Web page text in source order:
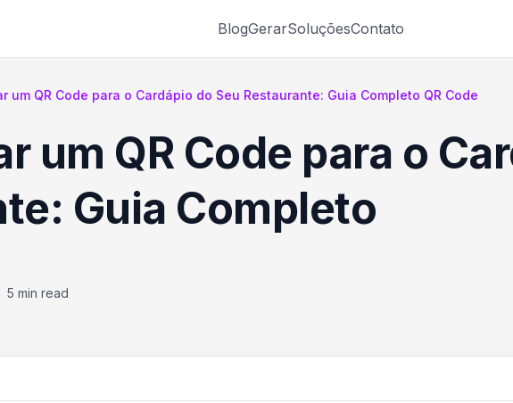
BlogGerarSoluçõesContato
um QR Code para o Cardápio do Seu Restaurante: Guia Completo QR Code
um QR Code para o
Guia Completo
5 min read